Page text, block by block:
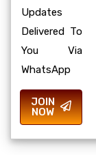
Updates
Delivered To
You Via
WhatsApp
JOIN
NOW